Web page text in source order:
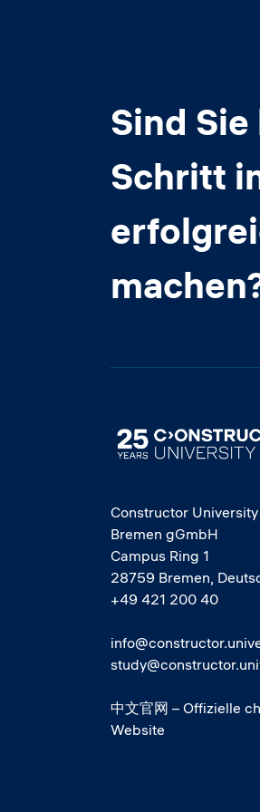
Sind
Schritt
Image
Constructor University
Bremen gGmbH
Campus Ring 1
28759 Bremen,
+49 421 200 40
中文官网 – Offizielle
Website